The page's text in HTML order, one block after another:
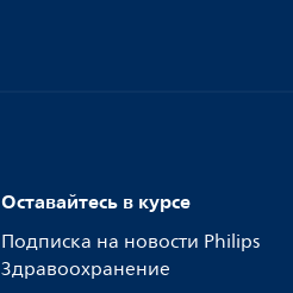
Оставайтесь в курсе
Подписка на новости Philips
Здравоохранение